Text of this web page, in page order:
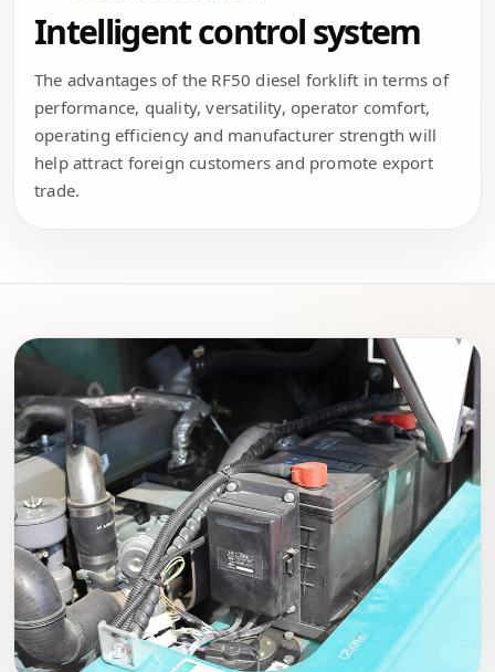
Intelligent control system
The advantages of the RF50 diesel forklift in terms of
performance, quality, versatility, operator comfort,
operating efficiency and manufacturer strength will
help attract foreign customers and promote export
trade.